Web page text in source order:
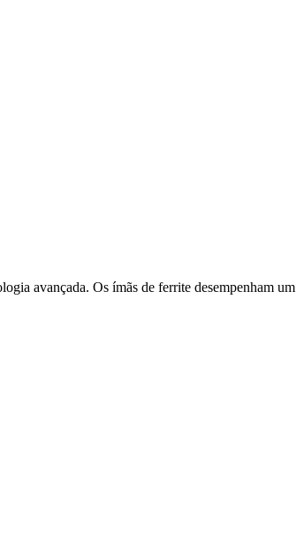
avançada. Os ímãs de ferrite desempenham um